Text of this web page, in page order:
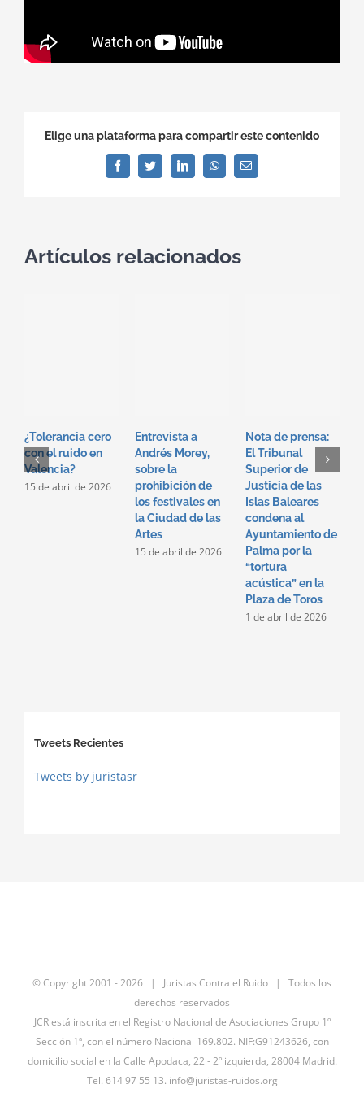
Elige una plataforma para compartir este contenido
FacebookTwitterLinkedInWhatsAppCorreo
electrónico
Artículos relacionados
¿Tolerancia cero
con el ruido en
Valencia?
15 de abril de 2026
Entrevista a
Andrés Morey,
sobre la
prohibición de
los festivales en
la Ciudad de las
Artes
15 de abril de 2026
Nota de prensa:
El Tribunal
Superior de
Justicia de las
Islas Baleares
condena al
Ayuntamiento de
Palma por la
“tortura
acústica” en la
Plaza de Toros
1 de abril de 2026
Tweets Recientes
Tweets by juristasr
© Copyright 2001 -2026 | Juristas Contra el Ruido | Todos los
derechos reservados
JCR está inscrita en el Registro Nacional de Asociaciones Grupo 1º
Sección 1ª, con el número Nacional 169.802. NIF:G91243626, con
domicilio social en la Calle Apodaca, 22 - 2º izquierda, 28004 Madrid.
Tel. 614 97 55 13. info@juristas-ruidos.org